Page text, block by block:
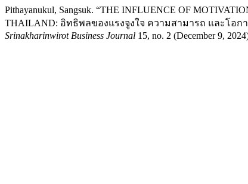
Pithayanukul, Sangsuk. “THE INFLUENCE OF
THAILAND: อิทธิพลของแรงจูงใจ ความสามารถ และโอ
Srinakharinwirot Business Journal 15, no. 2 (December 9,